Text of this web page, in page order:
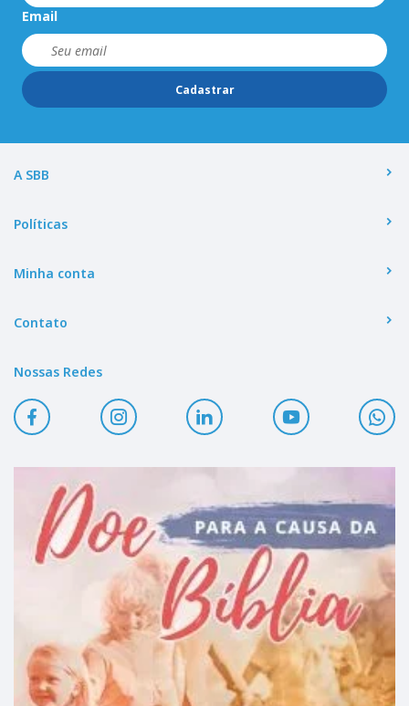
Email
Cadastrar
A SBB
Políticas
Minha conta
Contato
Nossas Redes